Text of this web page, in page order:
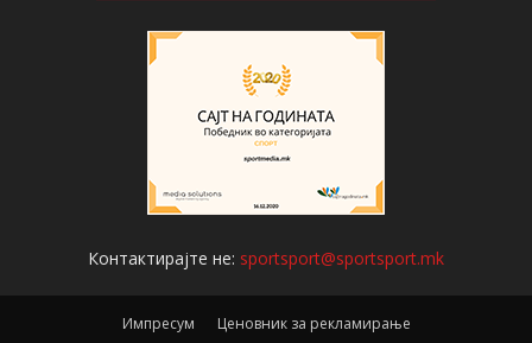
Контактирајте не: sportsport@sportsport.mk
Импресум Ценовник за рекламирање